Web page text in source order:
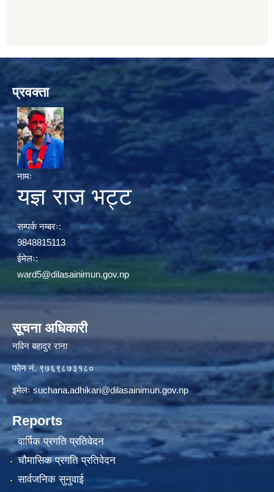
प्रवक्ता
नामः
यज्ञ राज भट्ट
सम्पर्क नम्बरः:
9848815113
ईमेलः:
ward5@dilasainimun.gov.np
सूचना अधिकारी
नविन बहादुर राना
फाेन नं. ९७६९८७३१८०
इमेलःsuchana.adhikari@dilasainimun.gov.np
Reports
वार्षिक प्रगति प्रतिवेदन
चौमासिक प्रगति प्रतिवेदन
सार्वजनिक सुनुवाई